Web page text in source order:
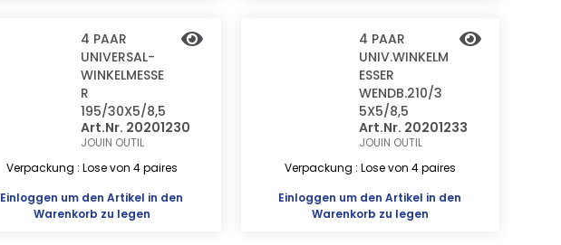
4 PAAR
UNIVERSAL-
WINKELMESSE
R
195/30X5/8,5
Art.Nr. 20201230
JOUIN OUTIL
Verpackung : Lose von 4 paires
Einloggen um den Artikel in den
Warenkorb zu legen
4 PAAR
UNIV.WINKELM
ESSER
WENDB.210/3
5X5/8,5
Art.Nr. 20201233
JOUIN OUTIL
Verpackung : Lose von 4 paires
Einloggen um den Artikel in den
Warenkorb zu legen